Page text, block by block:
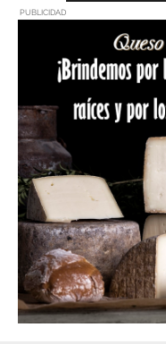
PUBLICIDAD